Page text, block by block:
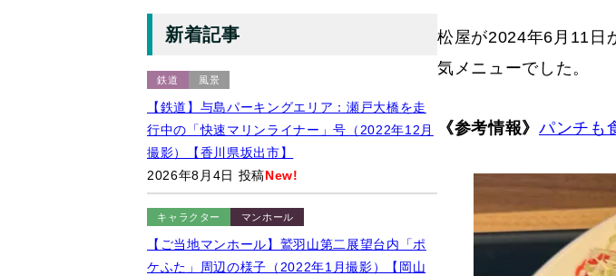
松屋が2024年6月11日
気メニューでした。
《参考情報》 パンチも
新着記事
鉄道 風景
【鉄道】与島パーキングエリア：瀬戸大橋を走
行中の「快速マリンライナー」号（2022年12月
撮影）【香川県坂出市】
2026年8月4日 投稿New!
キャラクター マンホール
【ご当地マンホール】鷲羽山第二展望台内「ポ
ケふた」周辺の様子（2022年1月撮影）【岡山